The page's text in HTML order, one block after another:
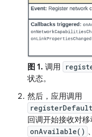
图 1. 调用
状态。
然后，应用调用
回调开始接收对
onAvailable() 、